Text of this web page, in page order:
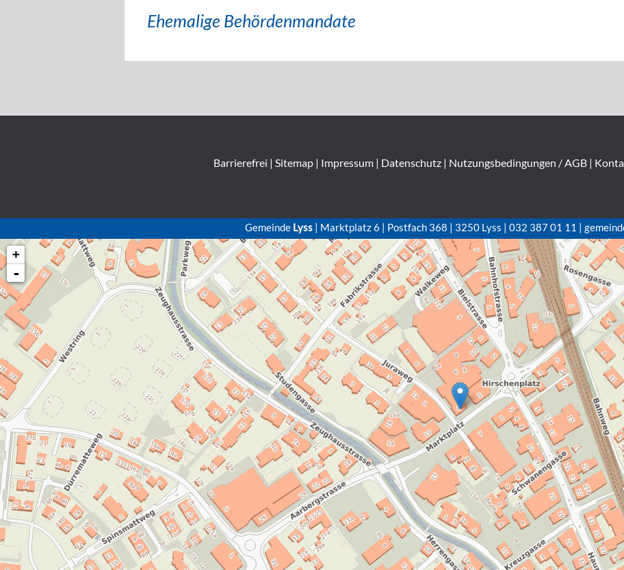
Ehemalige Behördenmandate
Barrierefrei | Sitemap| Impressum| Datenschutz| Nutzungsbedingungen / AGB|
Gemeinde Lyss | Marktplatz 6 | Postfach 368 | 3250 Lyss | 032 387 01 11 |